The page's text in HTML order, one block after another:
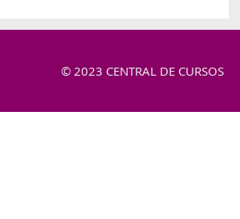
© 2023 CENTRAL DE CURSOS